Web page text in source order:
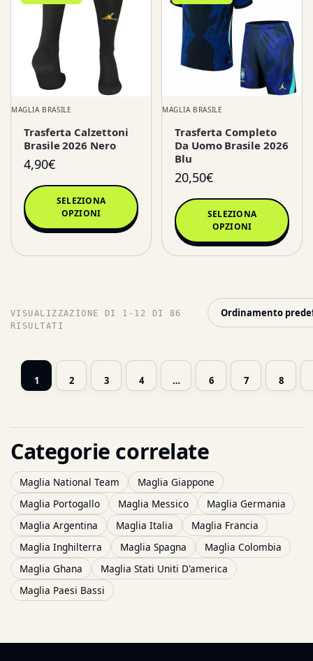
MAGLIA BRASILE
Trasferta Calzettoni
Brasile 2026 Nero
4,90€
SELEZIONA
OPZIONI
MAGLIA BRASILE
Trasferta Completo
Da Uomo Brasile 2026
Blu
20,50€
SELEZIONA
OPZIONI
VISUALIZZAZIONE DI 1-12 DI 86
RISULTATI
1 2 3 4 … 6 7 8
Categorie correlate
Maglia National Team
Maglia Giappone
Maglia Portogallo
Maglia Messico
Maglia Germania
Maglia Argentina
Maglia Italia
Maglia Francia
Maglia Inghilterra
Maglia Spagna
Maglia Colombia
Maglia Ghana
Maglia Stati Uniti D'america
Maglia Paesi Bassi